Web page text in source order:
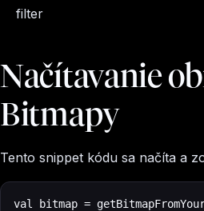
filter
Načítavanie
Bitmapy
Tento snippet kódu sa načíta a
val bitmap =